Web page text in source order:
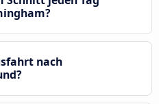
nach